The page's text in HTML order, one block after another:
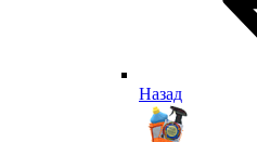
Назад